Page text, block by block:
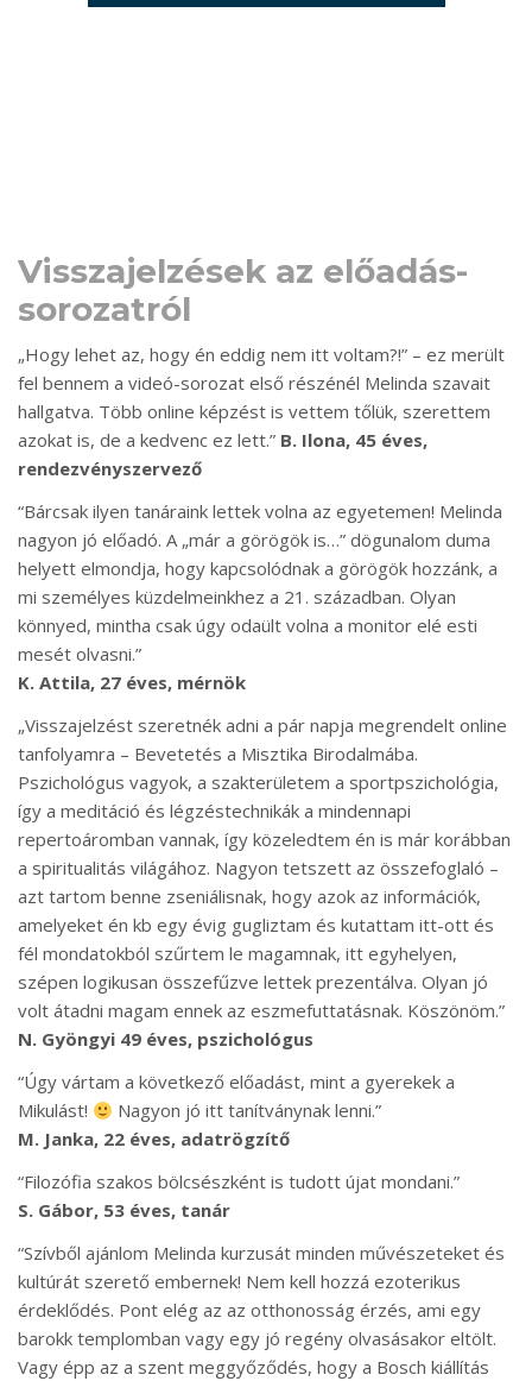
Visszajelzések az előadás-
sorozatról
„Hogy lehet az, hogy én eddig nem itt voltam?!” – ez merült
fel bennem a videó-sorozat első részénél Melinda szavait
hallgatva. Több online képzést is vettem tőlük, szerettem
azokat is, de a kedvenc ez lett.” B. Ilona, 45 éves,
rendezvényszervező
“Bárcsak ilyen tanáraink lettek volna az egyetemen! Melinda
nagyon jó előadó. A „már a görögök is…” dögunalom duma
helyett elmondja, hogy kapcsolódnak a görögök hozzánk, a
mi személyes küzdelmeinkhez a 21. században. Olyan
könnyed, mintha csak úgy odaült volna a monitor elé esti
mesét olvasni.”
K. Attila, 27 éves, mérnök
„Visszajelzést szeretnék adni a pár napja megrendelt online
tanfolyamra – Bevetetés a Misztika Birodalmába.
Pszichológus vagyok, a szakterületem a sportpszichológia,
így a meditáció és légzéstechnikák a mindennapi
repertoáromban vannak, így közeledtem én is már korábban
a spiritualitás világához. Nagyon tetszett az összefoglaló –
azt tartom benne zseniálisnak, hogy azok az információk,
amelyeket én kb egy évig gugliztam és kutattam itt-ott és
fél mondatokból szűrtem le magamnak, itt egyhelyen,
szépen logikusan összefűzve lettek prezentálva. Olyan jó
volt átadni magam ennek az eszmefuttatásnak. Köszönöm.”
N. Gyöngyi 49 éves, pszichológus
“Úgy vártam a következő előadást, mint a gyerekek a
Mikulást!
Nagyon jó itt tanítványnak lenni.”
M. Janka, 22 éves, adatrögzítő
“Filozófia szakos bölcsészként is tudott újat mondani.”
S. Gábor, 53 éves, tanár
“Szívből ajánlom Melinda kurzusát minden művészeteket és
kultúrát szerető embernek! Nem kell hozzá ezoterikus
érdeklődés. Pont elég az az otthonosság érzés, ami egy
barokk templomban vagy egy jó regény olvasásakor eltölt.
Vagy épp az a szent meggyőződés, hogy a Bosch kiállítás